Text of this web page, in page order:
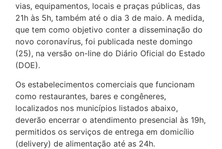
vias, equipamentos, locais e praças públicas, das
21h às 5h, também até o dia 3 de maio. A medida,
que tem como objetivo conter a disseminação do
novo coronavírus, foi publicada neste domingo
(25), na versão on-line do Diário Oficial do Estado
(DOE).
Os estabelecimentos comerciais que funcionam
como restaurantes, bares e congêneres,
localizados nos municípios listados abaixo,
deverão encerrar o atendimento presencial às 19h,
permitidos os serviços de entrega em domicílio
(delivery) de alimentação até as 24h.